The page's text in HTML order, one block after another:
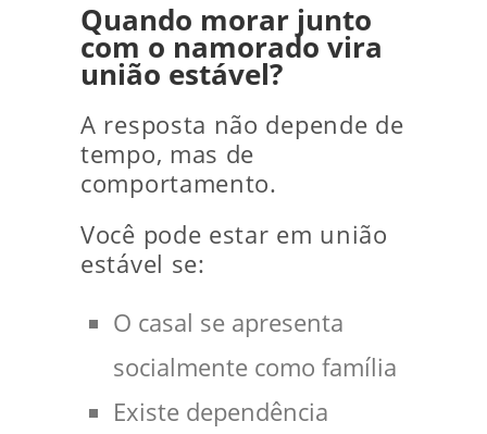
Quando morar junto
com o namorado vira
união estável?
A resposta não depende de
tempo, mas de
comportamento.
Você pode estar em união
estável se:
O casal se apresenta
socialmente como família
Existe dependência